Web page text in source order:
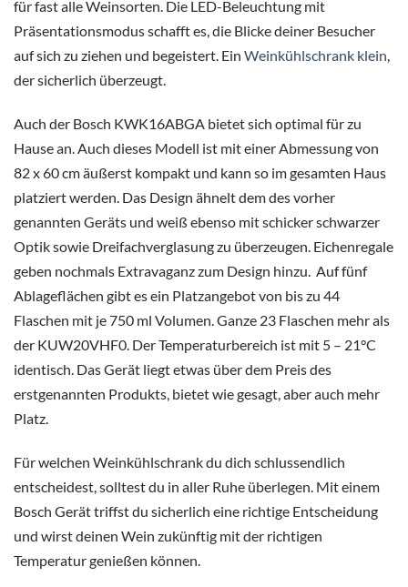
für fast alle Weinsorten. Die LED-Beleuchtung mit
Präsentationsmodus schafft es, die Blicke deiner Besucher
auf sich zu ziehen und begeistert. Ein Weinkühlschrank klein,
der sicherlich überzeugt.
Auch der Bosch KWK16ABGA bietet sich optimal für zu
Hause an. Auch dieses Modell ist mit einer Abmessung von
82 x 60 cm äußerst kompakt und kann so im gesamten Haus
platziert werden. Das Design ähnelt dem des vorher
genannten Geräts und weiß ebenso mit schicker schwarzer
Optik sowie Dreifachverglasung zu überzeugen. Eichenregale
geben nochmals Extravaganz zum Design hinzu. Auf fünf
Ablageflächen gibt es ein Platzangebot von bis zu 44
Flaschen mit je 750 ml Volumen. Ganze 23 Flaschen mehr als
der KUW20VHF0. Der Temperaturbereich ist mit 5 – 21°C
identisch. Das Gerät liegt etwas über dem Preis des
erstgenannten Produkts, bietet wie gesagt, aber auch mehr
Platz.
Für welchen Weinkühlschrank du dich schlussendlich
entscheidest, solltest du in aller Ruhe überlegen. Mit einem
Bosch Gerät triffst du sicherlich eine richtige Entscheidung
und wirst deinen Wein zukünftig mit der richtigen
Temperatur genießen können.